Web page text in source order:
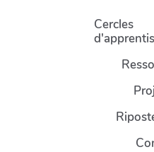
Aller au contenu principal
Cercles